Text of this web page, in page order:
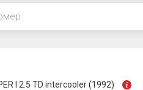
I 2.5 TD intercooler (1992)